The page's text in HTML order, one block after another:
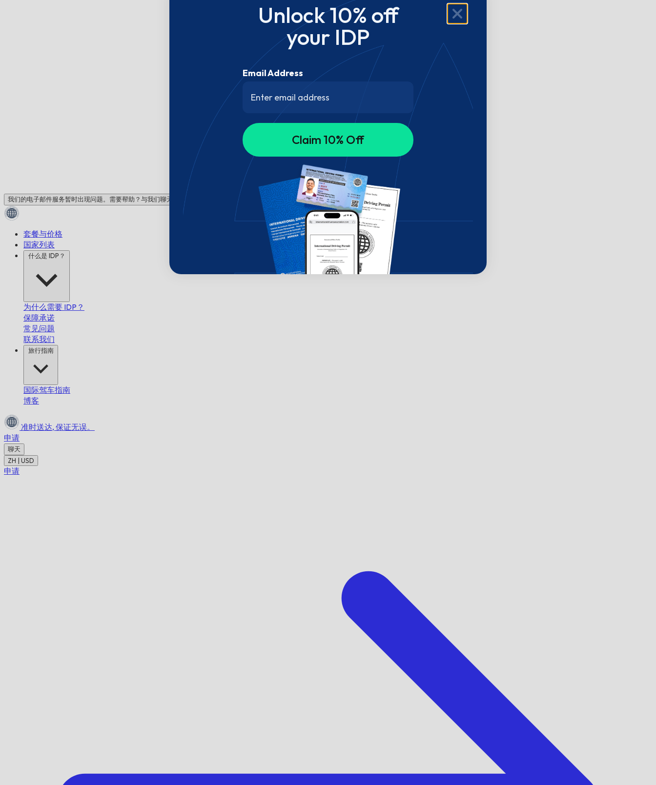
我们的电子邮件服务暂时出现问题。需要帮助？与我们聊天！
套餐与价格
国家列表
什么是 IDP？
为什么需要 IDP？
保障承诺
常见问题
联系我们
旅行指南
国际驾车指南
博客
准时送达, 保证无误。
申请
聊天
ZH | USD
申请
Unlock 10% off
your IDP
Email Address
Claim 10% Off